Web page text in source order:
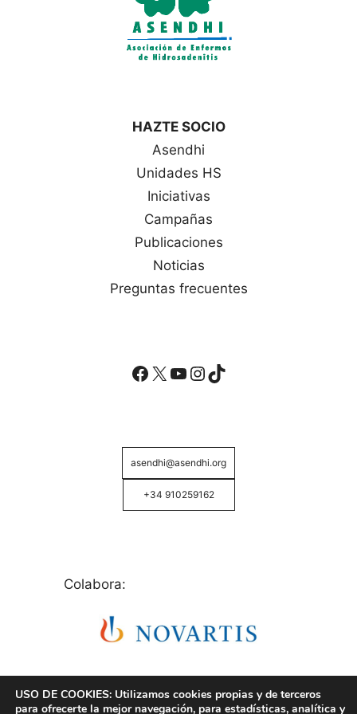
HAZTE SOCIO
Asendhi
Unidades HS
Iniciativas
Campañas
Publicaciones
Noticias
Preguntas frecuentes
Facebook
X YouTube
Instagram
TikTok
asendhi@asendhi.org
+34 910259162
Colabora:
USO DE COOKIES: Utilizamos cookies propias y de terceros
para ofrecerte la mejor navegación, para estadísticas, analítica y